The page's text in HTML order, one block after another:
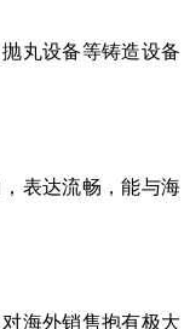
丸设备等铸造设备
表达流畅，能与海
海外销售抱有极大